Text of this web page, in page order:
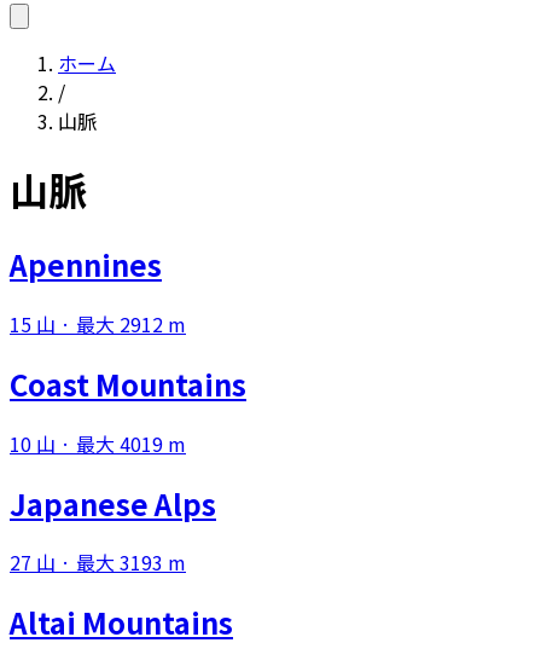
ホーム
/
山脈
山脈
Apennines
15 山 · 最大 2912 m
Coast Mountains
10 山 · 最大 4019 m
Japanese Alps
27 山 · 最大 3193 m
Altai Mountains